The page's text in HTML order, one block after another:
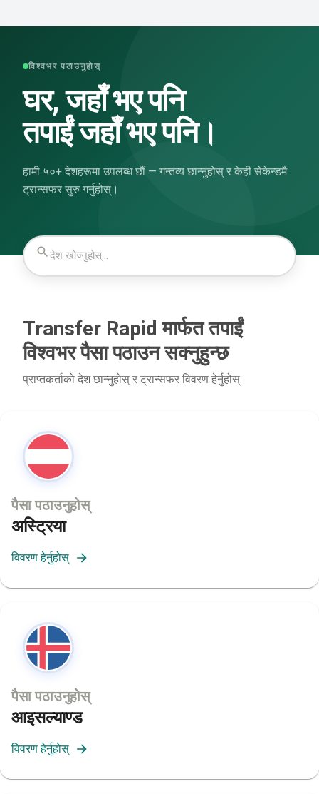
विश्वभर पठाउनुहोस्
घर, जहाँ भए पनि
तपाईं जहाँ भए पनि।
हामी ५०+ देशहरूमा उपलब्ध छौं — गन्तव्य छान्नुहोस् र केही सेकेन्डमै
ट्रान्सफर सुरु गर्नुहोस्।
Transfer Rapid मार्फत तपाईं
विश्वभर पैसा पठाउन सक्नुहुन्छ
प्राप्तकर्ताको देश छान्नुहोस् र ट्रान्सफर विवरण हेर्नुहोस्
पैसा पठाउनुहोस्
अस्ट्रिया
विवरण हेर्नुहोस्
पैसा पठाउनुहोस्
आइसल्याण्ड
विवरण हेर्नुहोस्